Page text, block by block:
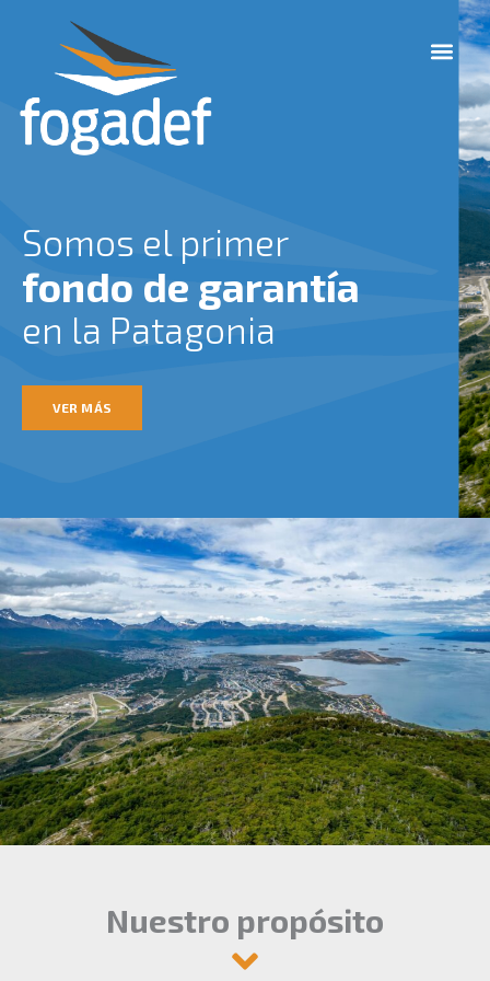
M
e
Somos el primer
fondo de garantía
en la Patagonia
VER MÁS
Nuestro propósito